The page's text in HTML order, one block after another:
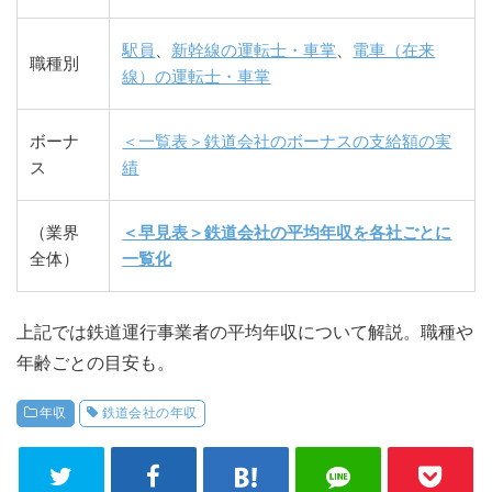
職種別
駅員 新幹線の運転士・車掌
電車（在来
線）の運転士・車掌
ボーナ
ス
＜一覧表＞鉄道会社のボーナスの支給額の実
績
（業界
全体）
＜早見表＞鉄道会社の平均年収を各社ごとに
一覧化
上記では鉄道運行事業者の平均年収について解説。職種や
年齢ごとの目安も。
年収 鉄道会社の年収